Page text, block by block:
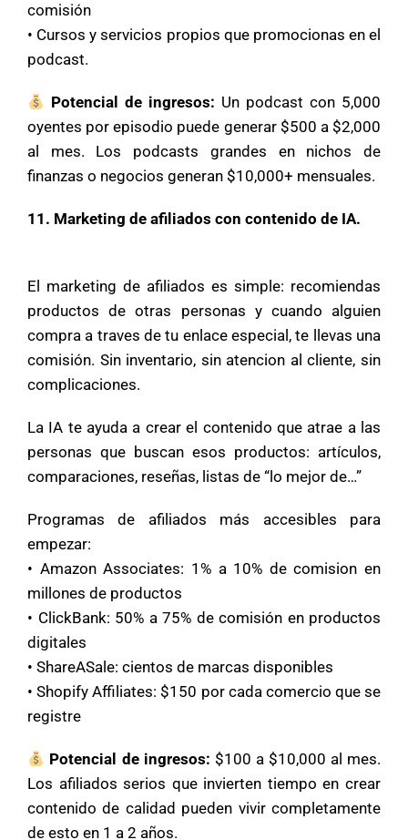
comisión
• Cursos y servicios propios que promocionas en el
podcast.
Potencial de ingresos: Un podcast con 5,000
oyentes por episodio puede generar $500 a $2,000
al mes. Los podcasts grandes en nichos de
finanzas o negocios generan $10,000+ mensuales.
11. Marketing de afiliados con contenido de IA.
El marketing de afiliados es simple: recomiendas
productos de otras personas y cuando alguien
compra a traves de tu enlace especial, te llevas una
comisión. Sin inventario, sin atencion al cliente, sin
complicaciones.
La IA te ayuda a crear el contenido que atrae a las
personas que buscan esos productos: artículos,
comparaciones, reseñas, listas de “lo mejor de…”
Programas de afiliados más accesibles para
empezar:
• Amazon Associates: 1% a 10% de comision en
millones de productos
• ClickBank: 50% a 75% de comisión en productos
digitales
• ShareASale: cientos de marcas disponibles
• Shopify Affiliates: $150 por cada comercio que se
registre
Potencial de ingresos: $100 a $10,000 al mes.
Los afiliados serios que invierten tiempo en crear
contenido de calidad pueden vivir completamente
de esto en 1 a 2 años.